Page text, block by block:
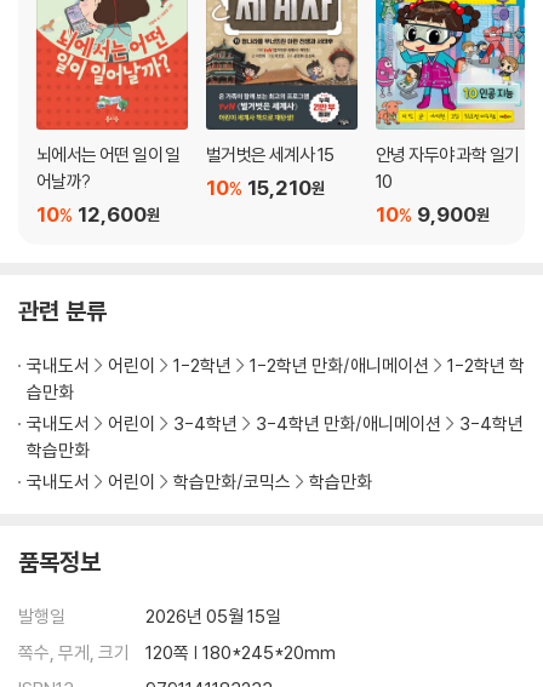
뇌에서는 어떤 일이 일
어날까?
12,600원
10%
벌거벗은 세계사 15
15,210원
10%
안녕 자두야 과학 일기
10
9,900원
10%
관련 분류
국내도서 어린이 1-2학년 1-2학년 만화/애니메이션
1-2학년 학
습만화
국내도서
어린이 3-4학년 3-4학년 만화/애니메이션
3-4학년
학습만화
국내도서
어린이 학습만화/코믹스 학습만화
품목정보
발행일
2026년 05월 15일
쪽수, 무게, 크기
120쪽 | 180*245*20mm